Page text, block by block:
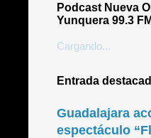
Podcast Nueva
Yunquera 99.3 FM
Cargando...
Entrada
Guadalajara
espectáculo